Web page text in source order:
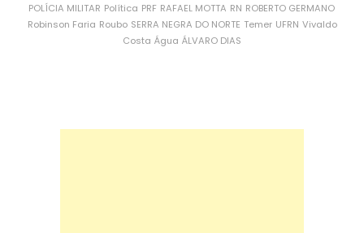
POLÍCIA MILITAR Política PRF RAFAEL MOTTA RN ROBERTO GERMANO
Robinson Faria Roubo SERRA NEGRA DO NORTE Temer UFRN Vivaldo
Costa Água ÁLVARO DIAS